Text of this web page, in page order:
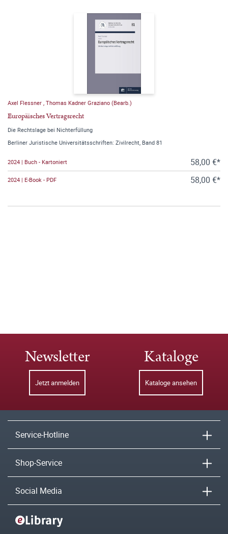
Axel Flessner Thomas Kadner Graziano (Bearb.)
Europäisches Vertragsrecht
Die Rechtslage bei Nichterfüllung
Berliner Juristische Universitätsschriften: Zivilrecht, Band 81
2024 | Buch - Kartoniert 58,00 €*
2024 | E-Book - PDF 58,00 €*
Newsletter
Jetzt anmelden
Kataloge
Kataloge ansehen
Service-Hotline
Shop-Service
Social Media